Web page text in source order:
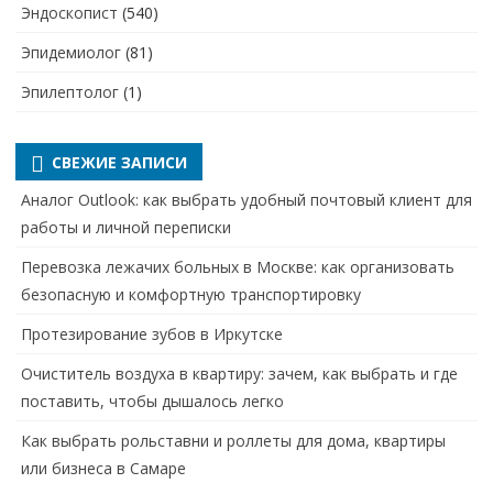
Эндоскопист (540)
Эпидемиолог (81)
Эпилептолог (1)
СВЕЖИЕ ЗАПИСИ
Аналог Outlook: как выбрать удобный почтовый клиент для
работы и личной переписки
Перевозка лежачих больных в Москве: как организовать
безопасную и комфортную транспортировку
Протезирование зубов в Иркутске
Очиститель воздуха в квартиру: зачем, как выбрать и где
поставить, чтобы дышалось легко
Как выбрать рольставни и роллеты для дома, квартиры
или бизнеса в Самаре